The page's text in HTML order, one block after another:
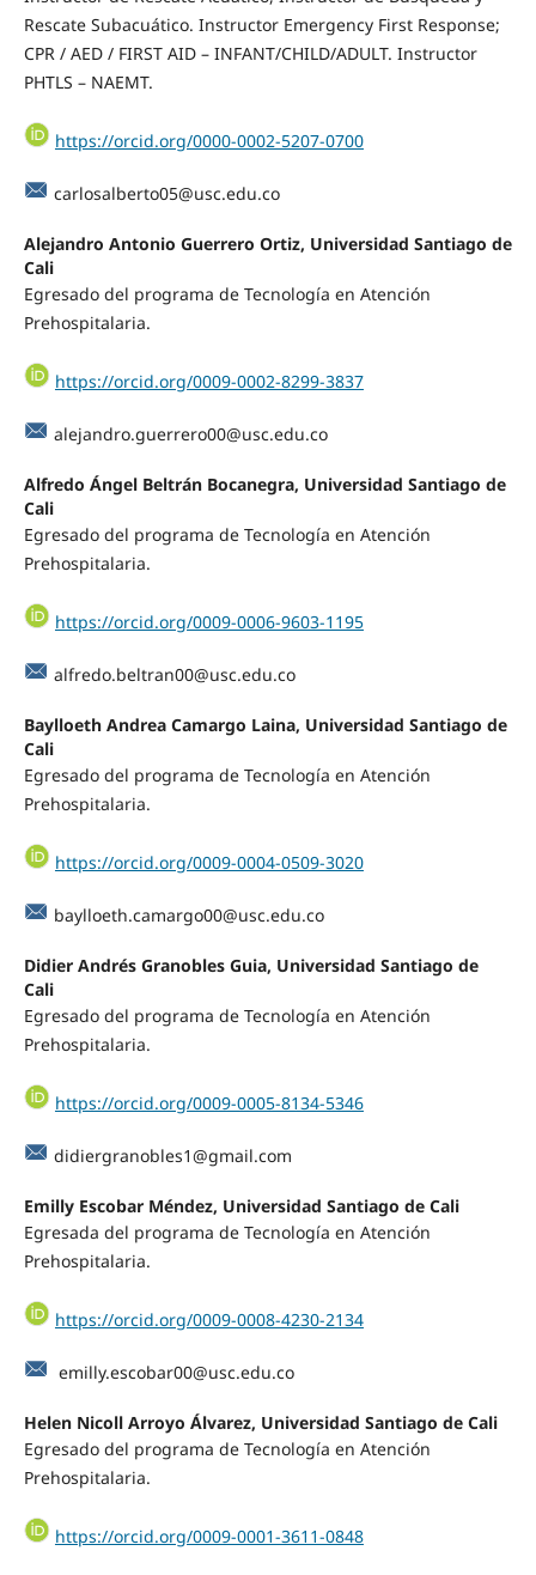
Rescate Subacuático. Instructor Emergency First Response;
CPR / AED / FIRST AID – INFANT/CHILD/ADULT. Instructor
PHTLS – NAEMT.
https://orcid.org/0000-0002-5207-0700
carlosalberto05@usc.edu.co
Alejandro Antonio Guerrero Ortiz, Universidad Santiago de
Cali
Egresado del programa de Tecnología en Atención
Prehospitalaria.
https://orcid.org/0009-0002-8299-3837
alejandro.guerrero00@usc.edu.co
Alfredo Ángel Beltrán Bocanegra, Universidad Santiago de
Cali
Egresado del programa de Tecnología en Atención
Prehospitalaria.
https://orcid.org/0009-0006-9603-1195
alfredo.beltran00@usc.edu.co
Baylloeth Andrea Camargo Laina, Universidad Santiago de
Cali
Egresado del programa de Tecnología en Atención
Prehospitalaria.
https://orcid.org/0009-0004-0509-3020
baylloeth.camargo00@usc.edu.co
Didier Andrés Granobles Guia, Universidad Santiago de
Cali
Egresado del programa de Tecnología en Atención
Prehospitalaria.
https://orcid.org/0009-0005-8134-5346
didiergranobles1@gmail.com
Emilly Escobar Méndez, Universidad Santiago de Cali
Egresada del programa de Tecnología en Atención
Prehospitalaria.
https://orcid.org/0009-0008-4230-2134
emilly.escobar00@usc.edu.co
Helen Nicoll Arroyo Álvarez, Universidad Santiago de Cali
Egresado del programa de Tecnología en Atención
Prehospitalaria.
https://orcid.org/0009-0001-3611-0848